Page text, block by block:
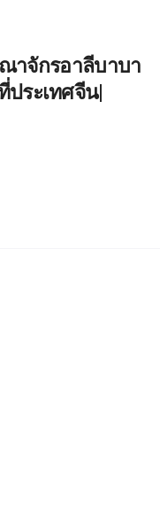
าจักรอาลีบาบา
ระเทศจีน|